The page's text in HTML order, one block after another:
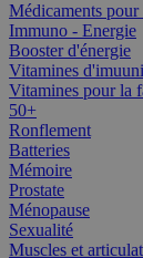
Médicaments pour
Immuno - Energie
Booster d'énergie
Vitamines
Vitamines pour la
50+
Ronflement
Batteries
Mémoire
Prostate
Ménopause
Sexualité
Muscles et